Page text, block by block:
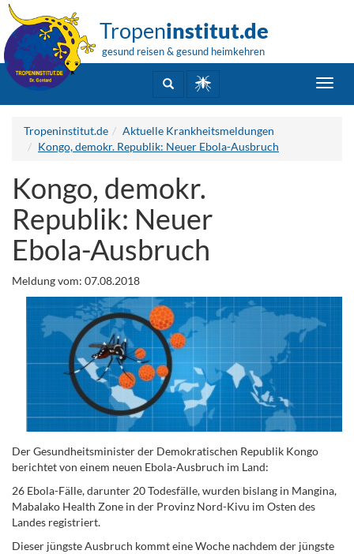
Tropeninstitut.de
gesund reisen & gesund heimkehren
Tropeninstitut.de
Aktuelle Krankheitsmeldungen
Kongo, demokr. Republik: Neuer Ebola-Ausbruch
Kongo, demokr.
Republik: Neuer
Ebola-Ausbruch
Meldung vom: 07.08.2018
Der Gesundheitsminister der Demokratischen Republik Kongo
berichtet von einem neuen Ebola-Ausbruch im Land:
26 Ebola-Fälle, darunter 20 Todesfälle, wurden bislang in Mangina,
Mabalako Health Zone in der Provinz Nord-Kivu im Osten des
Landes registriert.
Dieser jüngste Ausbruch kommt eine Woche nachdem der jüngste